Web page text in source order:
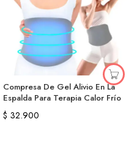
Compresa De Gel Alivio En La
Espalda Para Terapia Calor Frío
$ 32.900